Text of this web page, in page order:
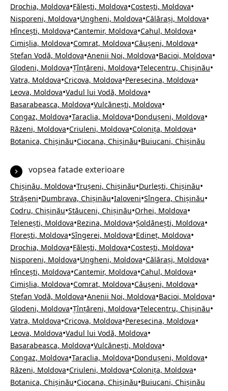
Drochia, Moldova•Fălești, Moldova•Costești, Moldova•
Nisporeni, Moldova•Ungheni, Moldova•Călărași, Moldova•
Hîncești, Moldova•Cantemir, Moldova•Cahul, Moldova•
Cimișlia, Moldova•Comrat, Moldova•Căușeni, Moldova•
Ștefan Vodă, Moldova•Anenii Noi, Moldova•Bacioi, Moldova•
Glodeni, Moldova•Țînțăreni, Moldova•Telecentru, Chișinău•
Vatra, Moldova•Cricova, Moldova•Peresecina, Moldova•
Leova, Moldova•Vadul lui Vodă, Moldova•
Basarabeasca, Moldova•Vulcănești, Moldova•
Congaz, Moldova•Taraclia, Moldova•Dondușeni, Moldova•
Răzeni, Moldova•Criuleni, Moldova•Colonița, Moldova•
Botanica, Chișinău•Ciocana, Chișinău•Buiucani, Chișinău
vopsea fatade exterioare
Chișinău, Moldova•Trușeni, Chișinău•Durlești, Chișinău•
Strășeni•Dumbrava, Chișinău•Ialoveni•Sîngera, Chișinău•
Codru, Chișinău•Stăuceni, Chișinău•Orhei, Moldova•
Telenești, Moldova•Rezina, Moldova•Șoldănești, Moldova•
Florești, Moldova•Sîngerei, Moldova•Edineț, Moldova•
Drochia, Moldova•Fălești, Moldova•Costești, Moldova•
Nisporeni, Moldova•Ungheni, Moldova•Călărași, Moldova•
Hîncești, Moldova•Cantemir, Moldova•Cahul, Moldova•
Cimișlia, Moldova•Comrat, Moldova•Căușeni, Moldova•
Ștefan Vodă, Moldova•Anenii Noi, Moldova•Bacioi, Moldova•
Glodeni, Moldova•Țînțăreni, Moldova•Telecentru, Chișinău•
Vatra, Moldova•Cricova, Moldova•Peresecina, Moldova•
Leova, Moldova•Vadul lui Vodă, Moldova•
Basarabeasca, Moldova•Vulcănești, Moldova•
Congaz, Moldova•Taraclia, Moldova•Dondușeni, Moldova•
Răzeni, Moldova•Criuleni, Moldova•Colonița, Moldova•
Botanica, Chișinău•Ciocana, Chișinău•Buiucani, Chișinău